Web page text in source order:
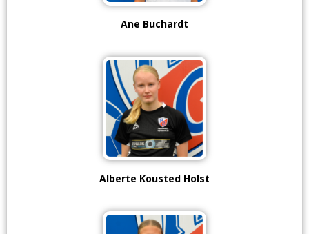
Ane Buchardt
Alberte Kousted Holst